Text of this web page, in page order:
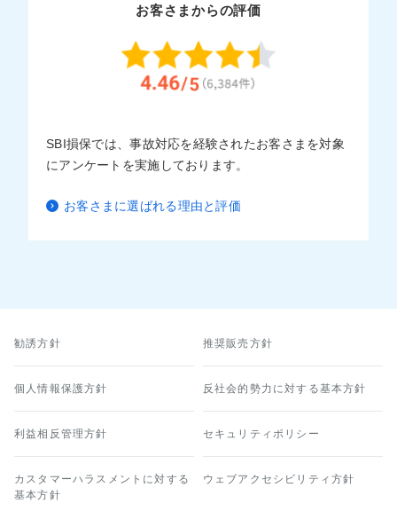
お客さまからの評価
SBI損保では、事故対応を経験されたお客さまを対象
にアンケートを実施しております。
お客さまに選ばれる理由と評価
勧誘方針 推奨販売方針
個人情報保護方針 反社会的勢力に対する基本方針
利益相反管理方針 セキュリティポリシー
カスタマーハラスメントに対する
基本方針
ウェブアクセシビリティ方針